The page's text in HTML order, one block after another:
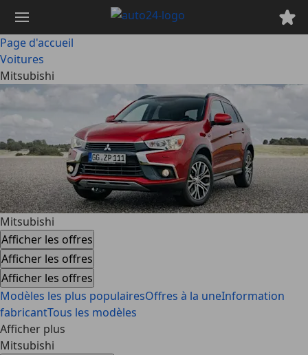
contenu
principal
Page d'accueil
Voitures
Mitsubishi
Mitsubishi
Afficher les offres
Afficher les offres
Afficher les offres
Modèles les plus populairesOffres à la uneInformation
fabricantTous les modèles
Afficher plus
Mitsubishi